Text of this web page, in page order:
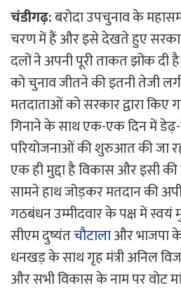
चंडीगढ़:बरोदा उपचुनाव के
चरण में हैं और इसे देखते हुए
दलों ने अपनी पूरी ताकत झोंक दी
को चुनाव जीतने की इतनी तेजी
मतदाताओं को सरकार द्वारा किए
गिनाने के साथ एक-एक दिन में
परियोजनाओं की शुरुआत की जा
एक ही मुद्दा है विकास और इसी
सामने हाथ जोड़कर मतदान की
गठबंधन उम्मीदवार के पक्ष में स्वयं
सीएम दुष्यंतचौटालाऔर भाजपा
धनखड़ के साथ गृह मंत्री अनिल
और सभी विकास के नाम पर वोट